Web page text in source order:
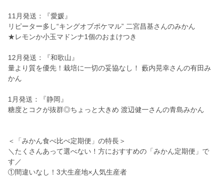
11月発送：『愛媛』
リピーター多し“キングオブポケマル” 二宮昌基さんのみかん
★レモンか小玉マドンナ1個のおまけつき
12月発送：『和歌山』
量より質を優先！栽培に一切の妥協なし！ 藪内晃幸さんの有田み
かん
1月発送：『静岡』
糖度とコクが抜群◎ちょっと大きめ 渡辺健一さんの青島みかん
＜「みかん食べ比べ定期便」の特長＞
＼たくさんあって選べない！方におすすめの「みかん定期便」で
す／
①間違いなし！3大生産地×人気生産者